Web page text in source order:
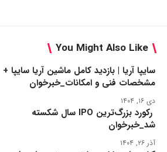
You Might Also Like
سایپا آریا | بازدید کامل ماشین آریا سایپا +
مشخصات فنی و امکانات_خبرخوان
دی ۱۶, ۱۴۰۴
رکورد بزرگ‌ترین IPO سال شکسته
شد_خبرخوان
آذر ۲۶, ۱۴۰۴